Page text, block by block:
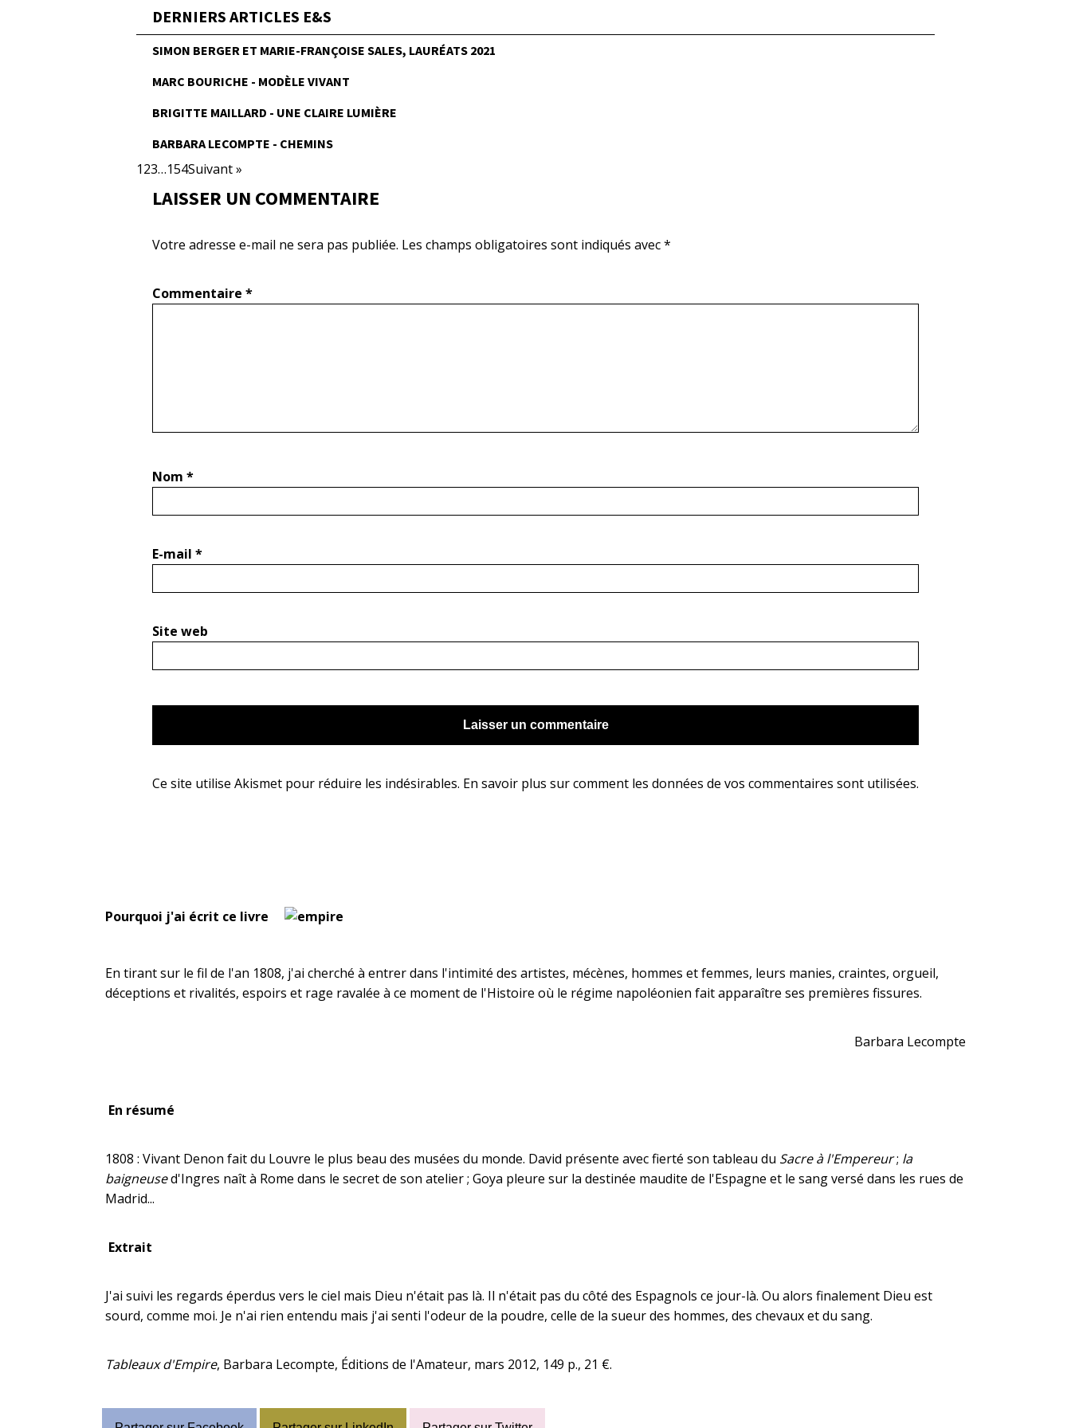
DERNIERS ARTICLES E&S
SIMON BERGER ET MARIE-FRANÇOISE SALES, LAURÉATS 2021
MARC BOURICHE - MODÈLE VIVANT
BRIGITTE MAILLARD - UNE CLAIRE LUMIÈRE
BARBARA LECOMPTE - CHEMINS
123…154Suivant »
LAISSER UN COMMENTAIRE
Votre adresse e-mail ne sera pas publiée. Les champs obligatoires sont indiqués avec*
Commentaire *
Nom *
E-mail *
Site web
Ce site utilise Akismet pour réduire les indésirables. En savoir plus sur comment les données de vos commentaires sont utilisées.
Pourquoi j'ai écrit ce livre
En tirant sur le fil de l'an 1808, j'ai cherché à entrer dans l'intimité des artistes, mécènes, hommes et femmes, leurs manies, craintes, orgueil,
déceptions et rivalités, espoirs et rage ravalée à ce moment de l'Histoire où le régime napoléonien fait apparaître ses premières fissures.
Barbara Lecompte
En résumé
1808 : Vivant Denon fait du Louvre le plus beau des musées du monde. David présente avec fierté son tableau du Sacre à l'Empereur; la
baigneused'Ingres naît à Rome dans le secret de son atelier ; Goya pleure sur la destinée maudite de l'Espagne et le sang versé dans les rues de
Madrid...
Extrait
J'ai suivi les regards éperdus vers le ciel mais Dieu n'était pas là. Il n'était pas du côté des Espagnols ce jour-là. Ou alors finalement Dieu est
sourd, comme moi. Je n'ai rien entendu mais j'ai senti l'odeur de la poudre, celle de la sueur des hommes, des chevaux et du sang.
Tableaux d'Empire, Barbara Lecompte, Éditions de l'Amateur, mars 2012, 149 p., 21 €.